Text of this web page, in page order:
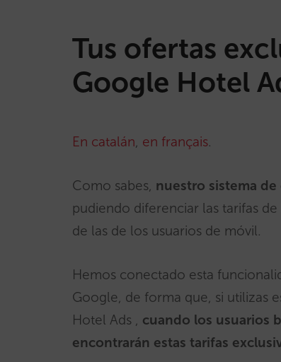
Tus ofertas
Google Hotel
En catalán, en français.
Como sabes, nuestro sistema
pudiendo diferenciar las tarifas
de las de los usuarios de móvil.
Hemos conectado esta
Google, de forma que, si utilizas
Hotel Ads , cuando los usuarios
encontrarán estas tarifas